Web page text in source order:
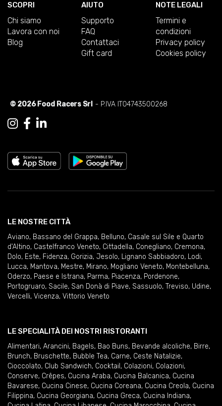
SCOPRI
Chi siamo
Lavora con noi
Blog
AIUTO
Supporto
FAQ
Contattaci
Gift card
NOTE LEGALI
Termini e
condizioni
Privacy policy
Cookies policy
© 2026 Food Racers Srl - P.IVA IT04743500268
LE NOSTRE CITTÀ
Aviano, Bassano del Grappa, Belluno, Casale sul Sile e Quarto
d'Altino, Castelfranco Veneto, Cittadella, Conegliano, Cremona,
Dolo, Este, Fidenza, Gorizia, Jesolo, Lignano Sabbiadoro, Lodi,
Lucca, Mantova, Mestre, Mirano, Mogliano Veneto, Montebelluna,
Oderzo, Paese e Istrana, Parma, Piacenza, Pordenone,
Portogruaro, Sacile, San Donà di Piave, Sassuolo, Treviso, Udine,
Vercelli, Vicenza, Vittorio Veneto
LE SPECIALITÀ DEI NOSTRI RISTORANTI
Alimentari, Arancini, Bagels, Bao Buns, Bevande alcoliche, Birre,
Brunch, Bruschette, Bubble Tea, Carne, Ceste Natalizie,
Cioccolato, Club Sandwich, Cocktail , Colazioni, Colazioni,
Conserve, Crêpes, Cucina Araba, Cucina Balcanica, Cucina
Bavarese, Cucina Cinese, Cucina Coreana, Cucina Creola, Cucina
Filippina, Cucina Georgiana, Cucina Greca, Cucina Indiana,